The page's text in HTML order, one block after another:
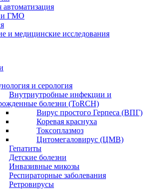
автоматизация
и ГМО
и медицинские исследования
и серология
Внутриутробные инфекции и
болезни (ToRCH)
Вирус простого Герпеса (ВПГ)
Коревая краснуха
Токсоплазмоз
Цитомегаловирус (ЦМВ)
Гепатиты
Детские болезни
Инвазивные микозы
Респираторные заболевания
Ретровирусы